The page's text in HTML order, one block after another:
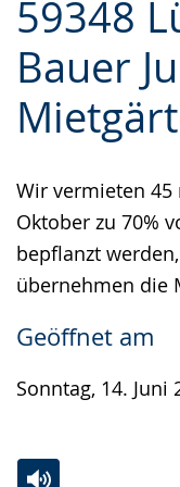
59348
Bauer
Wir vermieten 45
Oktober zu 70%
bepflanzt
übernehmen die
Geöffnet am
Sonntag, 14. Juni
Leichten
Sprache
wechseln.
Audio-
Unterstützung.
Video
in
Deutscher
Gebärdensprache